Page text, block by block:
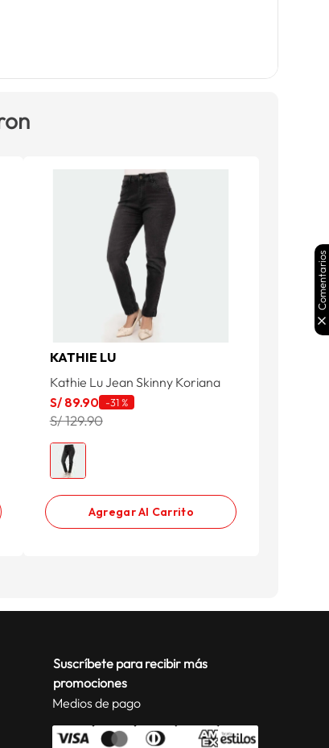
KATHIE LU
Kathie Lu Jean Skinny Koriana
S/ 89.90 -31 %
S/ 129.90
Agregar Al Carrito
Suscríbete para recibir más
promociones
Medios de pago
Comentarios